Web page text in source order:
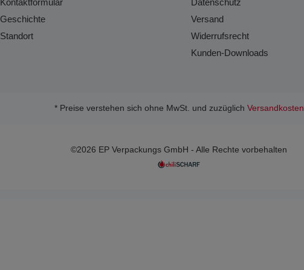
Kontaktformular
Geschichte
Standort
Datenschutz
Versand
Widerrufsrecht
Kunden-Downloads
* Preise verstehen sich ohne MwSt. und zuzüglich Versandkosten
©2026 EP Verpackungs GmbH - Alle Rechte vorbehalten